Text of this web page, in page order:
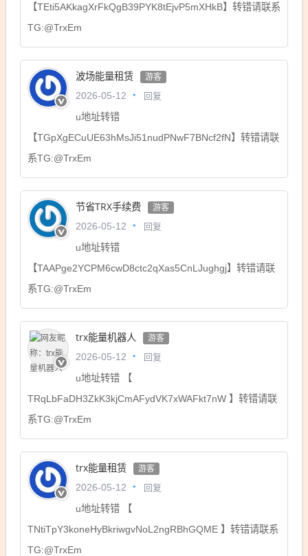
【TEti5AKkagXrFkQgB39PYK8tEjvP5mXHkB】转错请联系
TG:@TrxEm
波场能量租赁 游客
2026-05-12 回复
u地址转错
【TGpXgECuUE63hMsJi51nudPNwF7BNcf2fN】转错请联
系TG:@TrxEm
节省TRX手续费 游客
2026-05-12 回复
u地址转错
【TAAPge2YCPM6cwD8ctc2qXas5CnLJughgj】转错请联
系TG:@TrxEm
trx能量机器人 游客
2026-05-12 回复
u地址转错 【
TRqLbFaDH3ZkK3kjCmAFydVK7xWAFkt7nW 】转错请联
系TG:@TrxEm
trx能量租赁 游客
2026-05-12 回复
u地址转错 【
TNtiTpY3koneHyBkriwgvNoL2ngRBhGQME 】转错请联系
TG:@TrxEm